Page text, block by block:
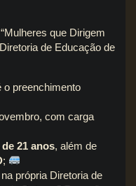
que Dirigem
de Educação de
preenchimento
com carga
21 anos, além de
;
própria Diretoria de